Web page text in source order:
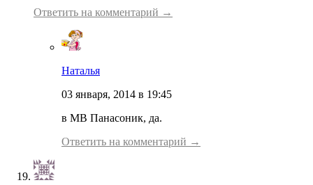
Ответить на комментарий →
Наталья
03 января, 2014 в 19:45
в МВ Панасоник, да.
Ответить на комментарий →